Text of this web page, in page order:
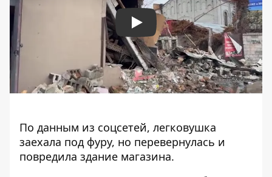
Play
По данным из соцсетей, легковушка
заехала под фуру, но перевернулась и
повредила здание магазина.